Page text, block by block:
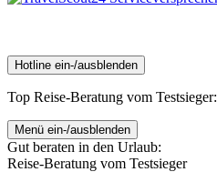
Hotline ein-/ausblenden
Top Reise-Beratung vom Testsieger:
Menü ein-/ausblenden
Gut beraten in den Urlaub:
Reise-Beratung vom Testsieger